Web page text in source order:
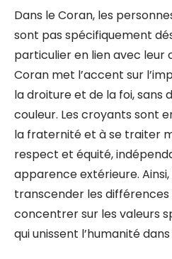
Dans le Coran, les
sont pas spécifiquement
particulier en lien avec leur
Coran met l’accent sur
la droiture et de la foi, sans
couleur. Les croyants sont
la fraternité et à se traiter
respect et équité,
apparence extérieure.
transcender les
concentrer sur les valeurs
qui unissent l’humanité